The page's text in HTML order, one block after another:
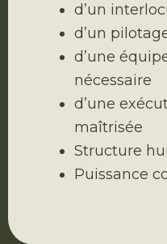
d’un
d’un
d’une
nécessaire
d’une
maîtrisée
Structure
Puissance